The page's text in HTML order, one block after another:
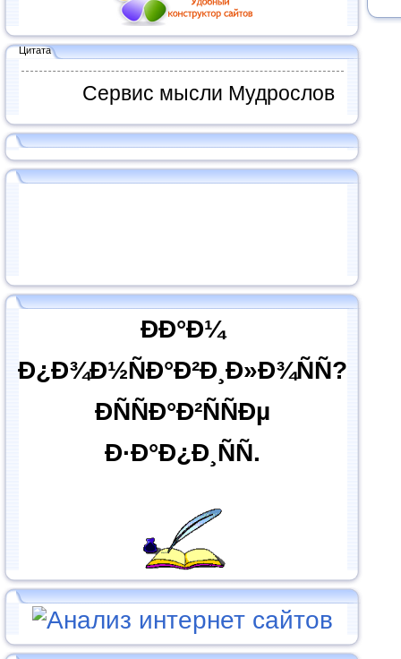
Цитата
Сервис мысли Мудрослов
ÐÐ°Ð¼
Ð¿Ð¾Ð½ÑÐ°Ð²Ð¸Ð»Ð¾ÑÑ?
ÐÑÑÐ°Ð²ÑÑÐµ
Ð·Ð°Ð¿Ð¸ÑÑ.